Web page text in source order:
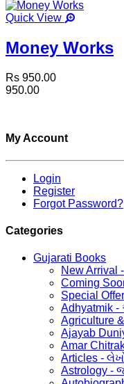
Quick View
Money Works
Rs 950.00
950.00
My Account
Login
Register
Forgot Password?
Categories
Gujarati Books
New Arrival
Coming
Special
Adhyatmik
Agriculture
Ajayab
Amar
Articles -
Astrology -